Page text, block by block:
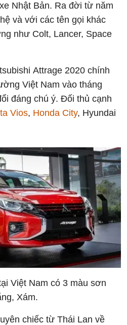
Nhật Bản. Ra đời từ năm
và với các tên gọi khác
như Colt, Lancer, Space
Attrage 2020 chính
Việt Nam vào tháng
đáng chú ý. Đối thủ cạnh
Vios, Honda City, Hyundai
Việt Nam có 3 màu sơn
Xám.
chiếc từ Thái Lan về